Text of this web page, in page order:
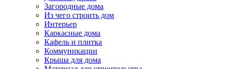
Загородные дома
Из чего строить дом
Интерьер
Каркасные дома
Кафель и плитка
Коммуникации
Крыша для дома